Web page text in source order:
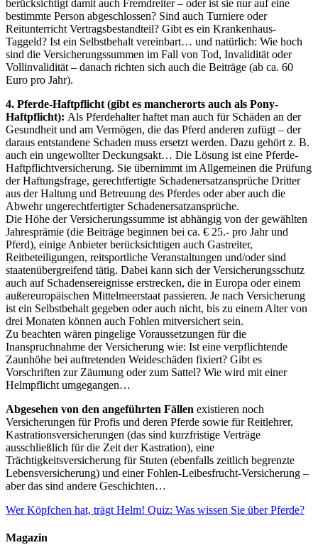
berücksichtigt damit auch Fremdreiter – oder ist sie nur auf eine
bestimmte Person abgeschlossen? Sind auch Turniere oder
Reitunterricht Vertragsbestandteil? Gibt es ein Krankenhaus-
Taggeld? Ist ein Selbstbehalt vereinbart… und natürlich: Wie hoch
sind die Versicherungssummen im Fall von Tod, Invalidität oder
Vollinvalidität – danach richten sich auch die Beiträge (ab ca. 60
Euro pro Jahr).
4. Pferde-Haftpflicht (gibt es mancherorts auch als Pony-
Haftpflicht): Als Pferdehalter haftet man auch für Schäden an der
Gesundheit und am Vermögen, die das Pferd anderen zufügt – der
daraus entstandene Schaden muss ersetzt werden. Dazu gehört z. B.
auch ein ungewollter Deckungsakt… Die Lösung ist eine Pferde-
Haftpflichtversicherung. Sie übernimmt im Allgemeinen die Prüfung
der Haftungsfrage, gerechtfertigte Schadenersatzansprüche Dritter
aus der Haltung und Betreuung des Pferdes oder aber auch die
Abwehr ungerechtfertigter Schadenersatzansprüche.
Die Höhe der Versicherungssumme ist abhängig von der gewählten
Jahresprämie (die Beiträge beginnen bei ca. € 25.- pro Jahr und
Pferd), einige Anbieter berücksichtigen auch Gastreiter,
Reitbeteiligungen, reitsportliche Veranstaltungen und/oder sind
staatenübergreifend tätig. Dabei kann sich der Versicherungsschutz
auch auf Schadensereignisse erstrecken, die in Europa oder einem
außereuropäischen Mittelmeerstaat passieren. Je nach Versicherung
ist ein Selbstbehalt gegeben oder auch nicht, bis zu einem Alter von
drei Monaten können auch Fohlen mitversichert sein.
Zu beachten wären pingelige Voraussetzungen für die
Inanspruchnahme der Versicherung wie: Ist eine verpflichtende
Zaunhöhe bei auftretenden Weideschäden fixiert? Gibt es
Vorschriften zur Zäumung oder zum Sattel? Wie wird mit einer
Helmpflicht umgegangen…
Abgesehen von den angeführten Fällen existieren noch
Versicherungen für Profis und deren Pferde sowie für Reitlehrer,
Kastrationsversicherungen (das sind kurzfristige Verträge
ausschließlich für die Zeit der Kastration), eine
Trächtigkeitsversicherung für Stuten (ebenfalls zeitlich begrenzte
Lebensversicherung) und einer Fohlen-Leibesfrucht-Versicherung –
aber das sind andere Geschichten…
Wer Köpfchen hat, trägt Helm! Quiz: Was wissen Sie über Pferde?
Magazin